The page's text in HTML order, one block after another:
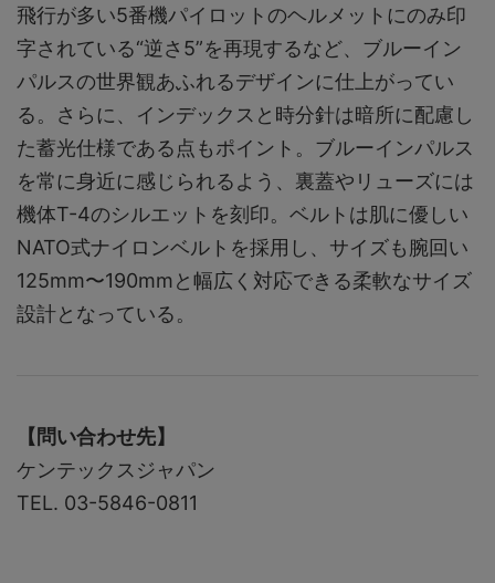
飛行が多い5番機パイロットのヘルメットにのみ印
字されている“逆さ5”を再現するなど、ブルーイン
パルスの世界観あふれるデザインに仕上がってい
る。さらに、インデックスと時分針は暗所に配慮し
た蓄光仕様である点もポイント。ブルーインパルス
を常に身近に感じられるよう、裏蓋やリューズには
機体T-4のシルエットを刻印。ベルトは肌に優しい
NATO式ナイロンベルトを採用し、サイズも腕回い
125mm〜190mmと幅広く対応できる柔軟なサイズ
設計となっている。
【問い合わせ先】
ケンテックスジャパン
TEL. 03-5846-0811